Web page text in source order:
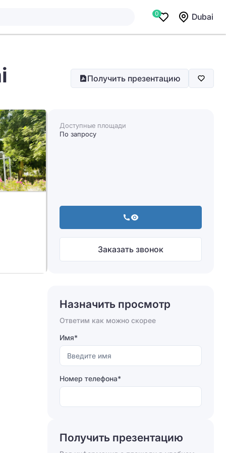
0 Dubai
Получить презентацию
Доступные площади
По запросу
Заказать звонок
Назначить просмотр
Ответим как можно скорее
Имя*
Номер телефона*
Получить презентацию